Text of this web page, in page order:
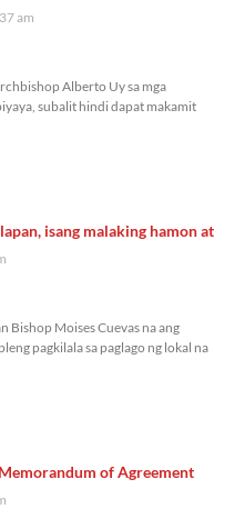
am
Alberto Uy sa mga
subalit hindi dapat makamit
isang malaking hamon at
Bishop Moises Cuevas na ang
pagkilala sa paglago ng lokal na
of Agreement